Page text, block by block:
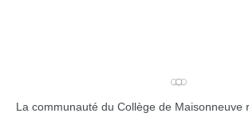
La communauté du Collège de Maisonneuve